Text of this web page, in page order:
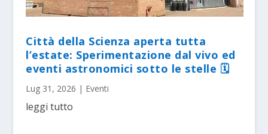
Città della Scienza aperta tutta
l’estate: Sperimentazione dal vivo ed
eventi astronomici sotto le stelle 🗓
Lug 31, 2026 | Eventi
leggi tutto